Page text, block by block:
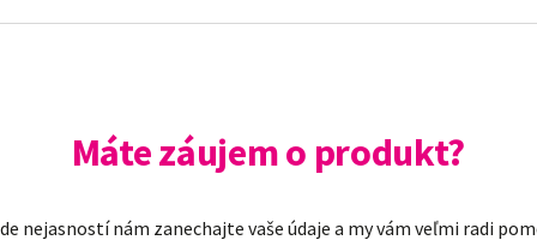
Máte záujem o produkt?
nejasností nám zanechajte vaše údaje a my vám veľmi radi